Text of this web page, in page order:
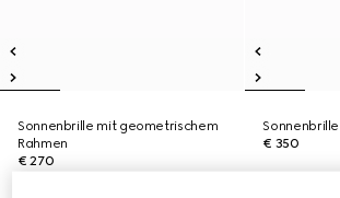
Sonnenbrille mit geometrischem
Rahmen
€ 270
€ 350